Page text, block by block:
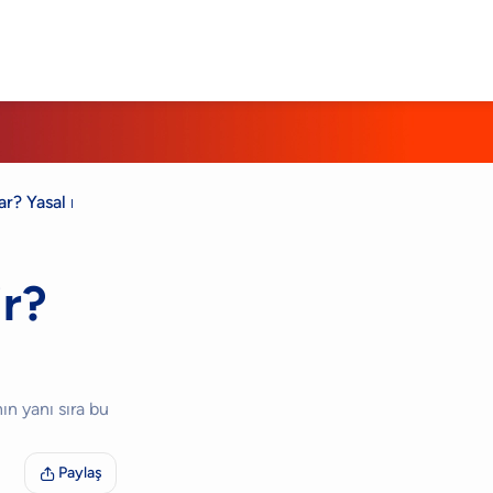
Yasal mı?
yanı sıra bu
 Paylaş